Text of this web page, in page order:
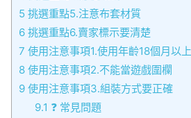
5 挑選重點5.注意布套材質
6 挑選重點6.賣家標示要清楚
7 使用注意事項1.使用年齡18個月以上
8 使用注意事項2.不能當遊戲圍欄
9 使用注意事項3.組裝方式要正確
9.1 ❓ 常見問題